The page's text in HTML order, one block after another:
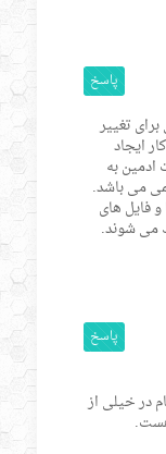
تغییر
ایجاد
به
می باشد.
و فایل های
می شوند.
پاسخ
در خیلی از
پاسخ